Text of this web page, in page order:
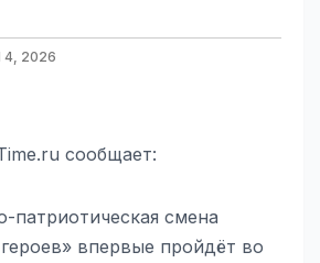
2026
сообщает:
патриотическая смена
впервые пройдёт во